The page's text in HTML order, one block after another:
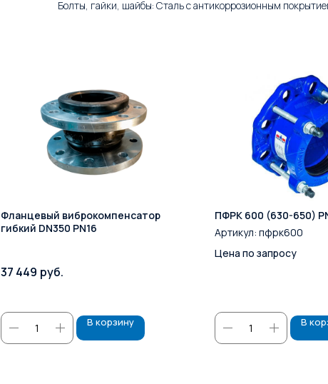
Болты, гайки, шайбы: Сталь с антикоррозионным
Фланцевый виброкомпенсатор
гибкий DN350 PN16
37 449 руб.
В корзину
ПФРК 600 (630-650)
Артикул: пфрк600
Цена по запросу
В